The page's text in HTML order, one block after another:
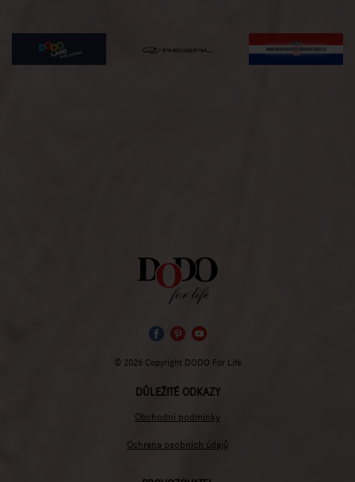
© 2026 Copyright DODO For Life
DŮLEŽITÉ ODKAZY
Obchodní podmínky
Ochrana osobních údajů